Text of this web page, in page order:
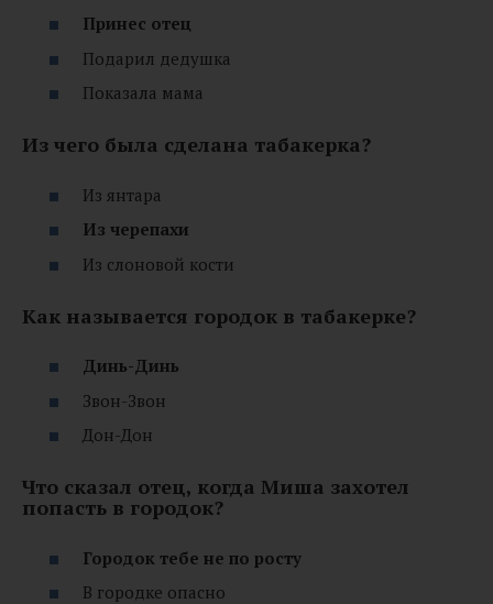
Принес отец
Подарил дедушка
Показала мама
Из чего была сделана табакерка?
Из янтара
Из черепахи
Из слоновой кости
Как называется городок в табакерке?
Динь-Динь
Звон-Звон
Дон-Дон
Что сказал отец, когда Миша захотел
попасть в городок?
Городок тебе не по росту
В городке опасно